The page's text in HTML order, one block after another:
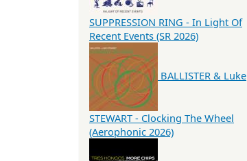
SUPPRESSION RING - In Light Of
Recent Events (SR 2026)
BALLISTER & Luke
STEWART - Clocking The Wheel
(Aerophonic 2026)